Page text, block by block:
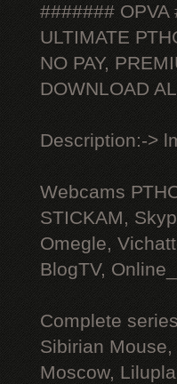
####### OPVA
ULTIMATE
NO PAY,
DOWNLOAD
Description:->
Webcams
STICKAM,
Omegle,
BlogTV,
Complete
Sibirian
Moscow,